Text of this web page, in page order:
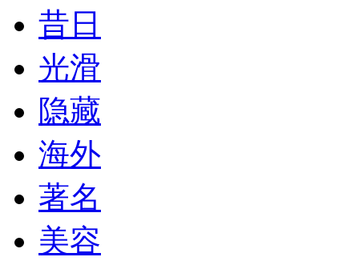
昔日
光滑
隐藏
海外
著名
美容